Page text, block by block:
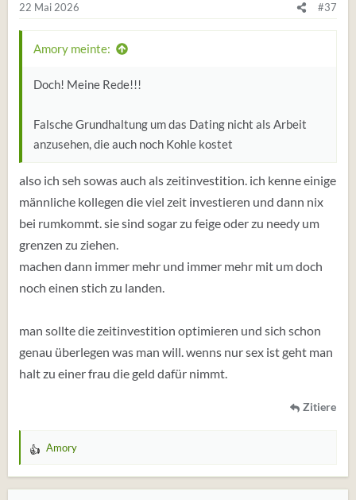
e
n
22 Mai 2026 #37
Amory meinte:
Doch! Meine Rede!!!
Falsche Grundhaltung um das Dating nicht als Arbeit
anzusehen, die auch noch Kohle kostet
also ich seh sowas auch als zeitinvestition. ich kenne einige
männliche kollegen die viel zeit investieren und dann nix
bei rumkommt. sie sind sogar zu feige oder zu needy um
grenzen zu ziehen.
machen dann immer mehr und immer mehr mit um doch
noch einen stich zu landen.
man sollte die zeitinvestition optimieren und sich schon
genau überlegen was man will. wenns nur sex ist geht man
halt zu einer frau die geld dafür nimmt.
Zitiere
W
r
Amory